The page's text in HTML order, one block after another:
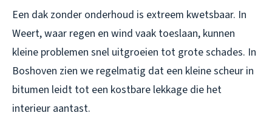
Een dak zonder onderhoud is extreem kwetsbaar. In
Weert, waar regen en wind vaak toeslaan, kunnen
kleine problemen snel uitgroeien tot grote schades. In
Boshoven zien we regelmatig dat een kleine scheur in
bitumen leidt tot een kostbare lekkage die het
interieur aantast.